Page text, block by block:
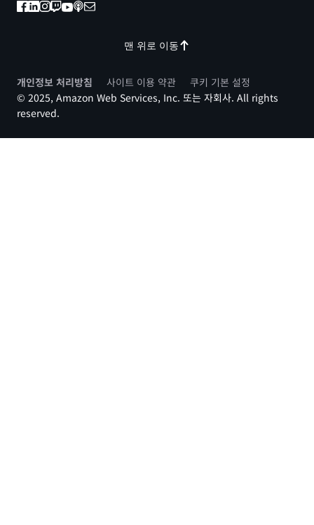
맨 위로 이동
개인정보 처리방침 사이트 이용 약관
쿠키 기본 설정
© 2025, Amazon Web Services, Inc. 또는 자회사. All rights
reserved.